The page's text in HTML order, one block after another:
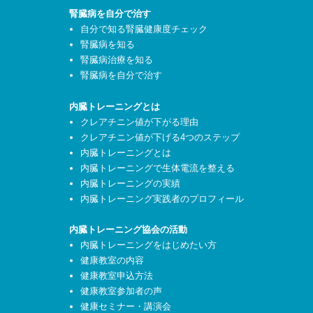
腎臓病を自分で治す
自分で知る腎臓健康度チェック
腎臓病を知る
腎臓病治療を知る
腎臓病を自分で治す
内臓トレーニングとは
クレアチニン値が下がる理由
クレアチニン値が下げる4つのステップ
内臓トレーニングとは
内臓トレーニングで生体電流を整える
内臓トレーニングの実績
内臓トレーニング実践者のプロフィール
内臓トレーニング協会の活動
内臓トレーニングをはじめたい方
健康教室の内容
健康教室申込方法
健康教室参加者の声
健康セミナー・講演会